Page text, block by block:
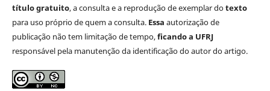
título gratuito, a consulta e a reprodução de exemplar dotexto
para uso próprio de quem a consulta. Essa autorização de
publicação não tem limitação de tempo,ficando a UFRJ
responsável pela manutenção da identificação do autor do artigo.